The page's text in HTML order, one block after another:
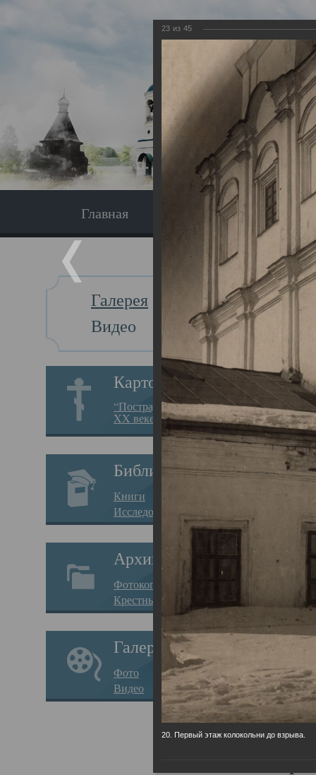
Главная Экскурсия
Галерея
Видео
Картотека
“Пострадавшие за веру в
XX веке на Севере”
Библиотека
Книги
Исследования
Архив
Фотокопии дел
Крестные ходы
Галерея
Фото
Видео
Главная
23 из 45
20. Первый этаж колокольни до взрыва.